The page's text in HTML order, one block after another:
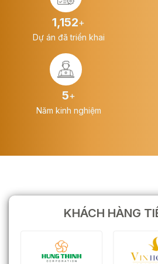
1,578+
Dự án đã triển khai
7+
Năm kinh nghiệm
KHÁCH HÀNG